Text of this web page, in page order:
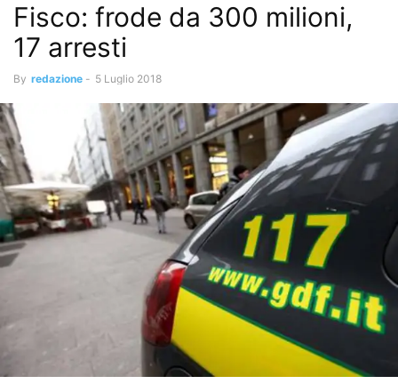
Fisco: frode da 300 milioni,
17 arresti
By redazione - 5 Luglio 2018